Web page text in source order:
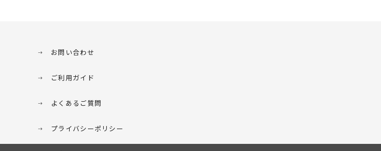
お問い合わせ
ご利用ガイド
よくあるご質問
プライバシーポリシー